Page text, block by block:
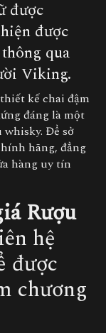
được
được
qua
Viking.
kế chai đậm
đáng là một
Để sở
hãng, đẳng
hàng uy tín
Rượu
hệ
được
chương